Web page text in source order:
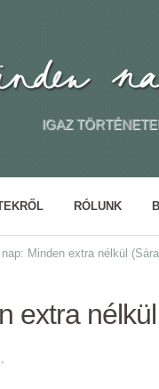
IGAZ
RÓLUNK
Minden extra nélkül
extra